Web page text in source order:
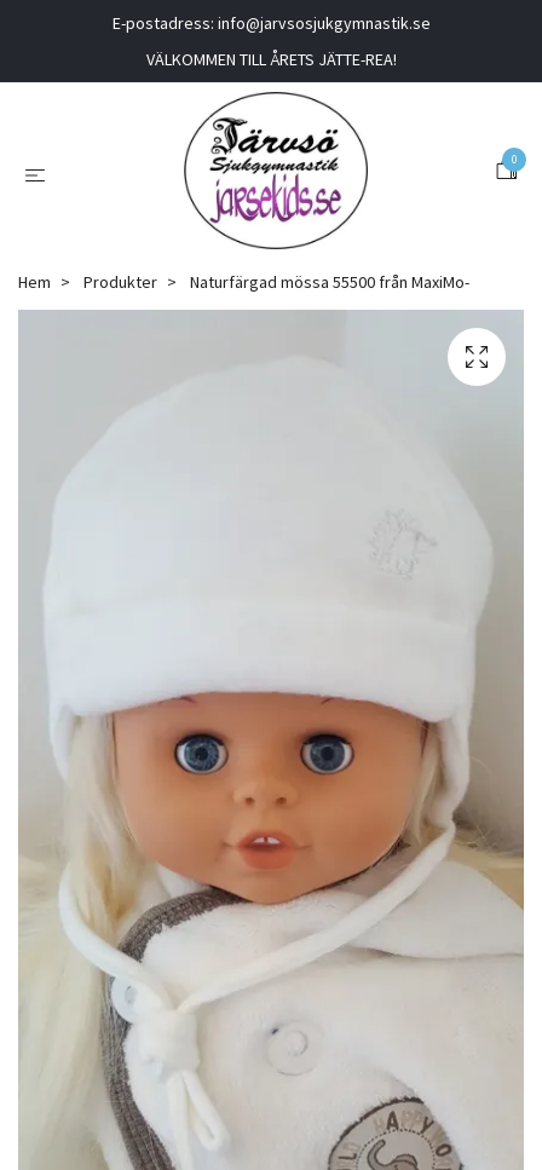
E-postadress: info@jarvsosjukgymnastik.se
VÄLKOMMEN TILL ÅRETS JÄTTE-REA!
0
Hem Produkter Naturfärgad mössa 55500 från MaxiMo-